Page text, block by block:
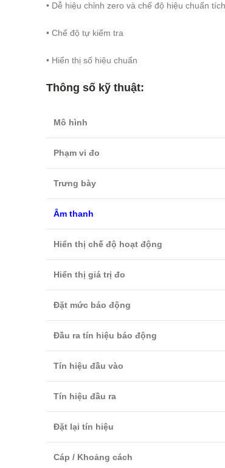
• Dễ hiệu chỉnh zero và chế độ hiệu chuẩn
• Chế độ tự kiểm tra
• Hiển thị số hiệu chuẩn
Thông số kỹ thuật:
Mô hình
Phạm vi đo
Trưng bày
Âm thanh
Hiển thị chế độ hoạt động
Hiển thị giá trị đo
Đặt mức báo động
Đầu ra tín hiệu báo động
Tín hiệu đầu vào
Tín hiệu đầu ra
Đặt lại tín hiệu
Cáp / Khoảng cách